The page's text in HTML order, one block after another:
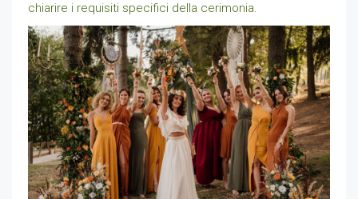
chiarire i requisiti specifici della cerimonia.